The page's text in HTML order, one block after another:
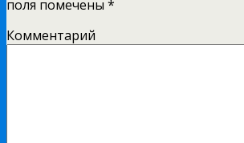
поля помечены *
Комментарий